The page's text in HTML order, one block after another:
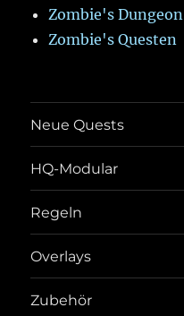
Zombie's Dungeon
Zombie's Questen
Neue Quests
HQ-Modular
Regeln
Overlays
Zubehör